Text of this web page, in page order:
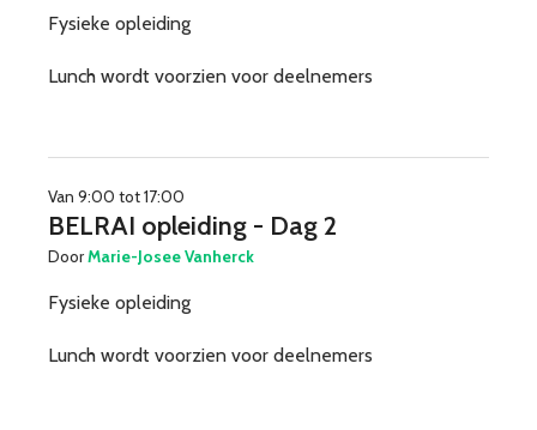
Fysieke opleiding
Lunch wordt voorzien voor deelnemers
Van 9:00 tot 17:00
BELRAI opleiding - Dag 2
DoorMarie-Josee Vanherck
Fysieke opleiding
Lunch wordt voorzien voor deelnemers